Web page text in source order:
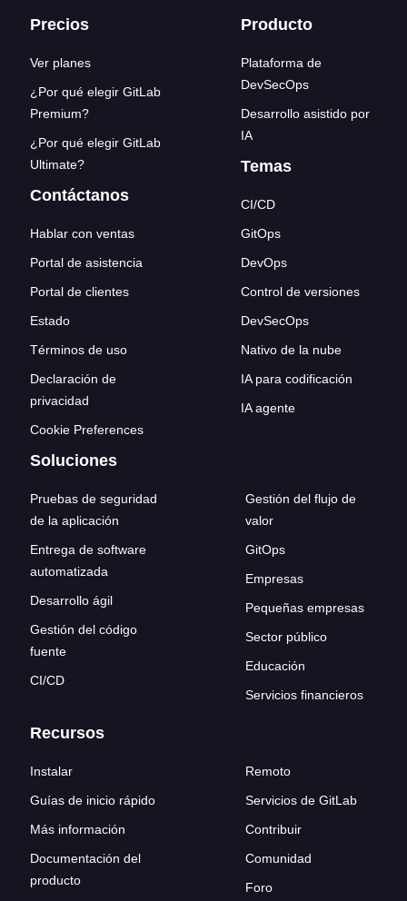
Enlaces del pie de página
Precios
Ver planes
¿Por qué elegir GitLab
Premium?
¿Por qué elegir GitLab
Ultimate?
Contáctanos
Hablar con ventas
Portal de asistencia
Portal de clientes
Estado
Términos de uso
Declaración de
privacidad
Cookie Preferences
Producto
Plataforma de
DevSecOps
Desarrollo asistido por
IA
Temas
CI/CD
GitOps
DevOps
Control de versiones
DevSecOps
Nativo de la nube
IA para codificación
IA agente
Soluciones
Pruebas de seguridad
de la aplicación
Entrega de software
automatizada
Desarrollo ágil
Gestión del código
fuente
CI/CD
Gestión del flujo de
valor
GitOps
Empresas
Pequeñas empresas
Sector público
Educación
Servicios financieros
Recursos
Instalar
Guías de inicio rápido
Más información
Documentación del
producto
Remoto
Servicios de GitLab
Contribuir
Comunidad
Foro